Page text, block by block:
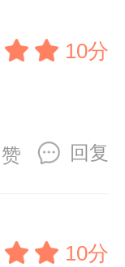
10分
回复
赞
10分